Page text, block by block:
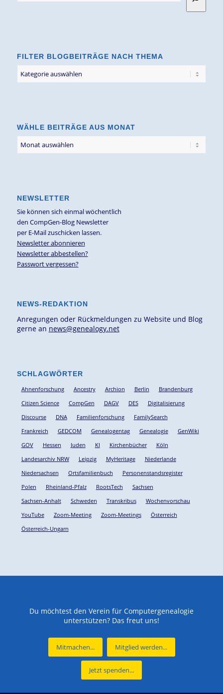
FILTER BLOGBEITRÄGE NACH THEMA
Blogbeiträge
WÄHLE BEITRÄGE AUS MONAT
NEWSLETTER
Sie können sich einmal wöchentlich
den CompGen-Blog Newsletter
per E-Mail zuschicken lassen.
Newsletter abonnieren
Newsletter abbestellen?
Passwort vergessen?
NEWS-REDAKTION
Anregungen oder Rückmeldungen zu Website und Blog
gerne an news@genealogy.net
SCHLAGWÖRTER
Ahnenforschung Ancestry Archion Berlin
Brandenburg
Citizen Science
CompGen DAGV DES
Digitalisierung
Discourse
DNA Familienforschung
FamilySearch
Frankreich
GEDCOM Genealogentag Genealogie
GenWiki
GOV
Hessen Juden KI Kirchenbücher
Köln
Landesarchiv NRW
Leipzig MyHeritage
Niederlande
Niedersachsen
Ortsfamilienbuch
Personenstandsregister
Polen
Rheinland-Pfalz RootsTech
Sachsen
Sachsen-Anhalt
Schweden Transkribus
Wochenvorschau
YouTube
Zoom-Meeting Zoom-Meetings
Österreich
Österreich-Ungarn
Du möchtest den Verein für Computergenealogie
unterstützen? Das freut uns!
Mitmachen... Mitglied werden...
Jetzt spenden...